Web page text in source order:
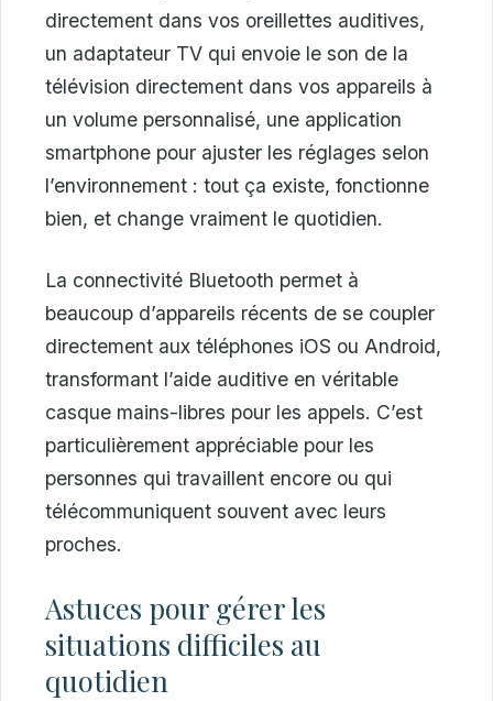
directement dans vos oreillettes auditives,
un adaptateur TV qui envoie le son de la
télévision directement dans vos appareils à
un volume personnalisé, une application
smartphone pour ajuster les réglages selon
l’environnement : tout ça existe, fonctionne
bien, et change vraiment le quotidien.
La connectivité Bluetooth permet à
beaucoup d’appareils récents de se coupler
directement aux téléphones iOS ou Android,
transformant l’aide auditive en véritable
casque mains-libres pour les appels. C’est
particulièrement appréciable pour les
personnes qui travaillent encore ou qui
télécommuniquent souvent avec leurs
proches.
Astuces pour gérer les
situations difficiles au
quotidien